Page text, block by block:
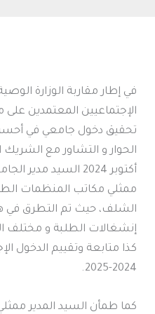
في إطار مقاربة الوزارة
الإجتماعيين المعتمدين
تحقيق دخول جامعي في
أكتوبر 2024 السيد
ممثلي مكاتب المنظمات
الشلف، حيث تم التطرق في
إنشغالات الطلبة و مختلف
كذا متابعة وتقييم الدخول
2024-2025.
كما طمأن السيد المدير